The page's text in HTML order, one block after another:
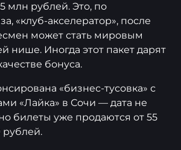
млн рублей. Это, по
«клуб-акселератор», после
может стать мировым
нише. Иногда этот пакет дарят
бонуса.
«бизнес-тусовка» с
«Лайка» в Сочи — дата не
билеты уже продаются от 55